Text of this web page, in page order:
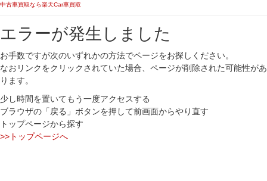
中古車買取なら楽天Car車買取
エラーが発生しました
お手数ですが次のいずれかの方法でページをお探しください。
なおリンクをクリックされていた場合、ページが削除された可能性があ
ります。
少し時間を置いてもう一度アクセスする
ブラウザの「戻る」ボタンを押して前画面からやり直す
トップページから探す
>>トップページへ